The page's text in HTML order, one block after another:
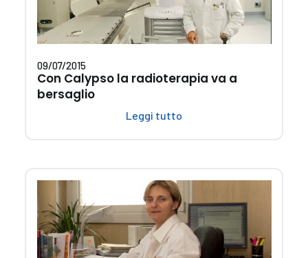
09/07/2015
Con Calypso la radioterapia va a
bersaglio
Leggi tutto